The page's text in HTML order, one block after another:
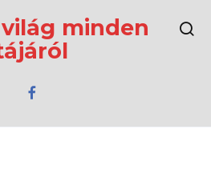
minden